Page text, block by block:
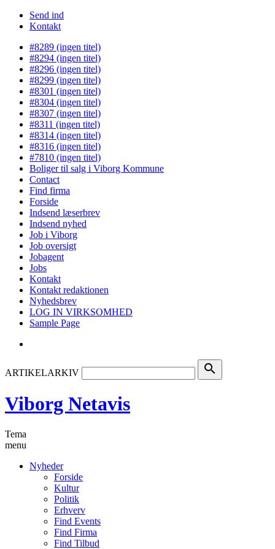
Send ind
Kontakt
#8289 (ingen titel)
#8294 (ingen titel)
#8296 (ingen titel)
#8299 (ingen titel)
#8301 (ingen titel)
#8304 (ingen titel)
#8307 (ingen titel)
#8311 (ingen titel)
#8314 (ingen titel)
#8316 (ingen titel)
#7810 (ingen titel)
Boliger til salg i Viborg Kommune
Contact
Find firma
Forside
Indsend læserbrev
Indsend nyhed
Job i Viborg
Job oversigt
Jobagent
Jobs
Kontakt
Kontakt redaktionen
Nyhedsbrev
LOG IN VIRKSOMHED
Sample Page
ARTIKELARKIV search
Viborg Netavis
Tema
menu
Nyheder
Forside
Kultur
Politik
Erhverv
Find Events
Find Firma
Find Tilbud